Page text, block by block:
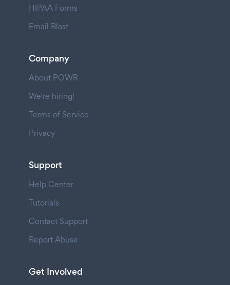
HIPAA Forms
Email Blast
Company
About POWR
We're hiring!
Terms of Service
Privacy
Support
Help Center
Tutorials
Contact Support
Report Abuse
Get Involved